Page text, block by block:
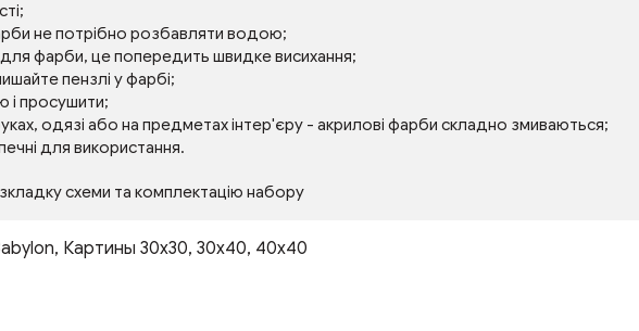
не потрібно розбавляти водою;
фарби, це попередить швидке висихання;
пензлі у фарбі;
і просушити;
одязі або на предметах інтер'єру - акрилові фарби складно змиваються;
для використання.
схеми та комплектацію набору
, Картины 30x30, 30х40, 40х40